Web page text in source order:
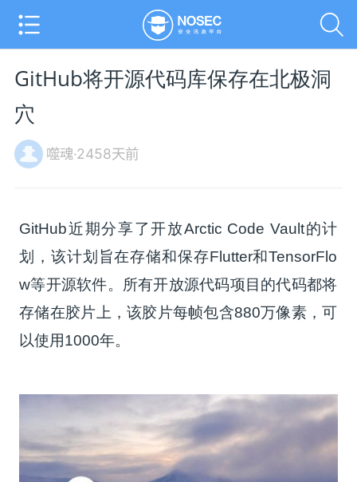
GitHub将开源代码库保存在北极洞
穴
噬魂·2458天前
GitHub近期分享了开放Arctic Code Vault的计
划，该计划旨在存储和保存Flutter和TensorFlo
w等开源软件。所有开放源代码项目的代码都将
存储在胶片上，该胶片每帧包含880万像素，可
以使用1000年。